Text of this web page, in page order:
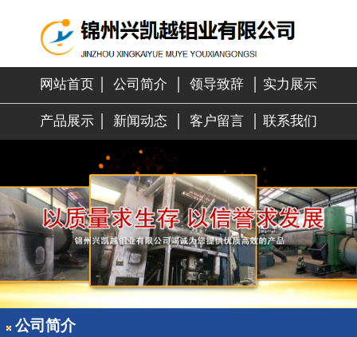
网站首页 公司简介 领导致辞 实力展示
产品展示 新闻动态 客户留言 联系我们
公司简介